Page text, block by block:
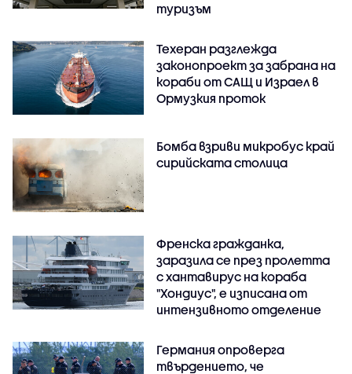
туризъм
Техеран разглежда
законопроект за забрана на
кораби от САЩ и Израел в
Ормузкия проток
Бомба взриви микробус край
сирийската столица
Френска гражданка,
заразила се през пролетта
с хантавирус на кораба
"Хондиус", е изписана от
интензивното отделение
Германия опроверга
твърдението, че